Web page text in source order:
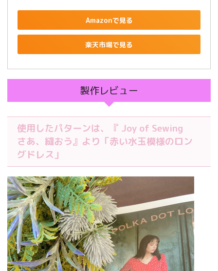
Amazonで見る
楽天市場で見る
製作レビュー
使用したパターンは、『 Joy of Sewing
さあ、縫おう』より「赤い水玉模様のロン
グドレス」